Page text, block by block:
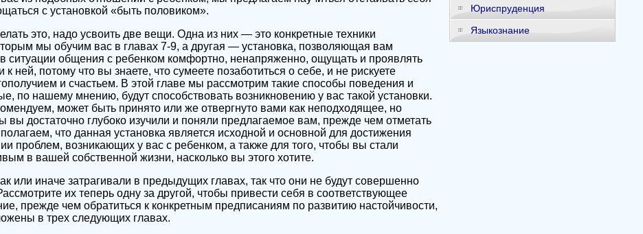
с установкой «быть половиком».
это, надо усвоить две вещи. Одна из них — это конкретные техники
мы обучим вас в главах 7-9, а другая — установка, позволяющая вам
в ситуации общения с ребенком комфортно, ненапряженно, ощущать и проявлять
ней, потому что вы знаете, что сумеете позаботиться о себе, и не рискуете
и счастьем. В этой главе мы рассмотрим такие способы поведения и
по нашему мнению, будут способствовать возникновению у вас такой установки.
может быть принято или же отвергнуто вами как неподходящее, но
вы достаточно глубоко изучили и поняли предлагаемое вам, прежде чем отметать
что данная установка является исходной и основной для достижения
проблем, возникающих у вас с ребенком, а также для того, чтобы вы стали
в вашей собственной жизни, насколько вы этого хотите.
или иначе затрагивали в предыдущих главах, так что они не будут совершенно
их теперь одну за другой, чтобы привести себя в соответствующее
прежде чем обратиться к конкретным предписаниям по развитию настойчивости,
в трех следующих главах.
Юриспруденция
Языкознание